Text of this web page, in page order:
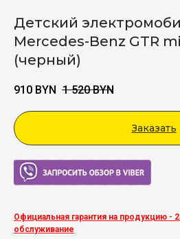
Детский
Mercedes-Benz GTR
(черный)
910 BYN 1 520 BYN
Заказать
Viber
Официальная гарантия на продукцию -
обслуживание